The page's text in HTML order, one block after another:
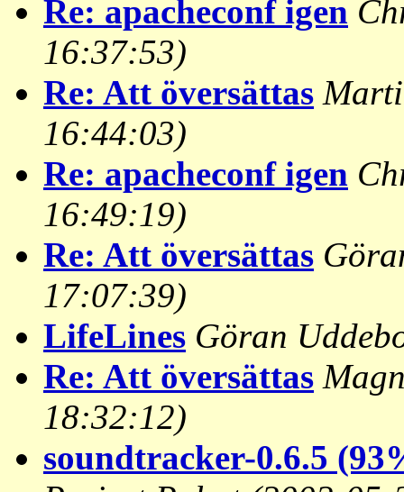
Re: apacheconf igen
16:37:53)
Re: Att översättas
16:44:03)
Re: apacheconf igen
16:49:19)
Re: Att översättas
17:07:39)
LifeLines Göran
Re: Att översättas
18:32:12)
soundtracker-0.6.5